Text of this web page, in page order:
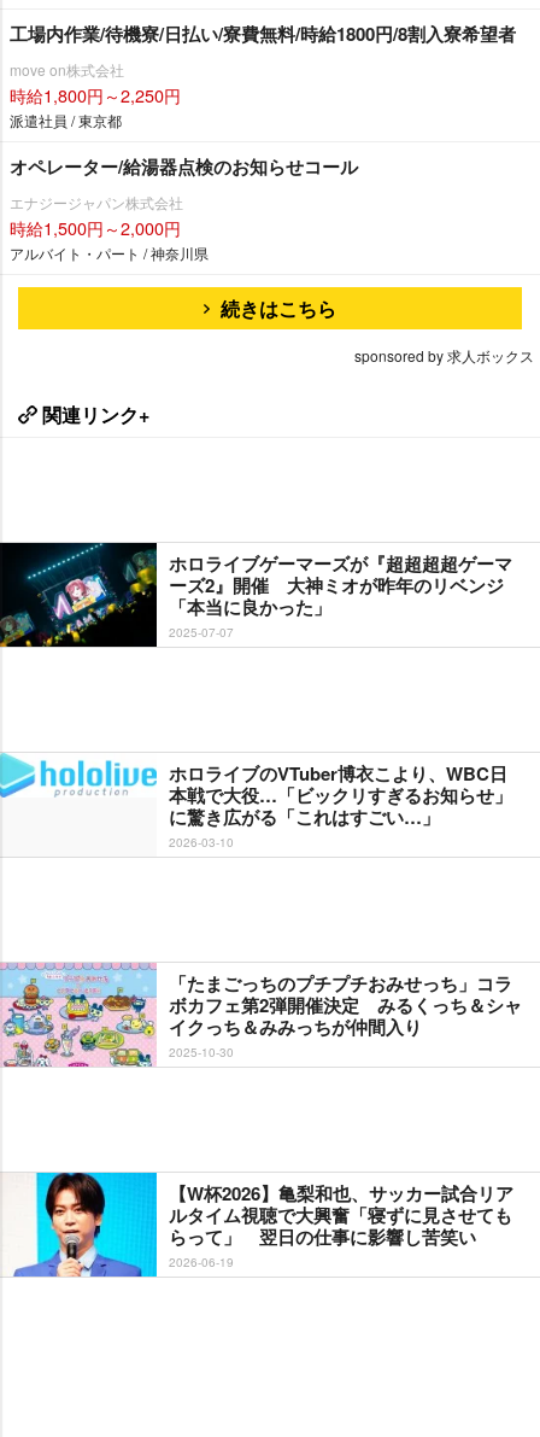
工場内作業/待機寮/日払い/寮費無料/時給1800円/8割入寮希望者
move on株式会社
時給1,800円～2,250円
派遣社員 / 東京都
オペレーター/給湯器点検のお知らせコール
エナジージャパン株式会社
時給1,500円～2,000円
アルバイト・パート / 神奈川県
続きはこちら
sponsored by 求人ボックス
関連リンク+
ホロライブゲーマーズが『超超超超ゲーマ
ーズ2』開催 大神ミオが昨年のリベンジ
「本当に良かった」
2025-07-07
ホロライブのVTuber博衣こより、WBC日
本戦で大役…「ビックリすぎるお知らせ」
に驚き広がる「これはすごい…」
2026-03-10
「たまごっちのプチプチおみせっち」コラ
ボカフェ第2弾開催決定 みるくっち＆シャ
イクっち＆みみっちが仲間入り
2025-10-30
【W杯2026】亀梨和也、サッカー試合リア
ルタイム視聴で大興奮「寝ずに見させても
らって」 翌日の仕事に影響し苦笑い
2026-06-19